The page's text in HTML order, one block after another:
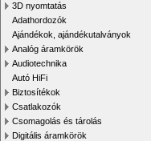
3D nyomtatás
Adathordozók
Ajándékok, ajándékutalványok
Analóg áramkörök
Audiotechnika
Autó HiFi
Biztosítékok
Csatlakozók
Csomagolás és tárolás
Digitális áramkörök